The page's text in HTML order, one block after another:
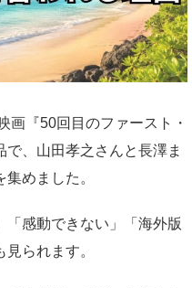
画『50回目のファースト・
、山田孝之さんと長澤ま
めました。
「感動できない」「海外版
られます。